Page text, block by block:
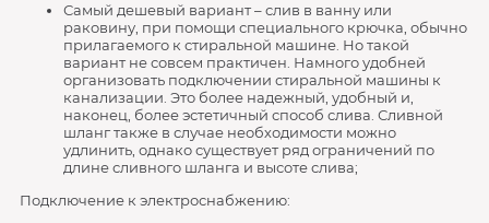
Самый дешевый вариант – слив в ванну или
раковину, при помощи специального крючка, обычно
прилагаемого к стиральной машине. Но такой
вариант не совсем практичен. Намного удобней
организовать подключении стиральной машины к
канализации. Это более надежный, удобный и,
наконец, более эстетичный способ слива. Сливной
шланг также в случае необходимости можно
удлинить, однако существует ряд ограничений по
длине сливного шланга и высоте слива;
Подключение к электроснабжению: